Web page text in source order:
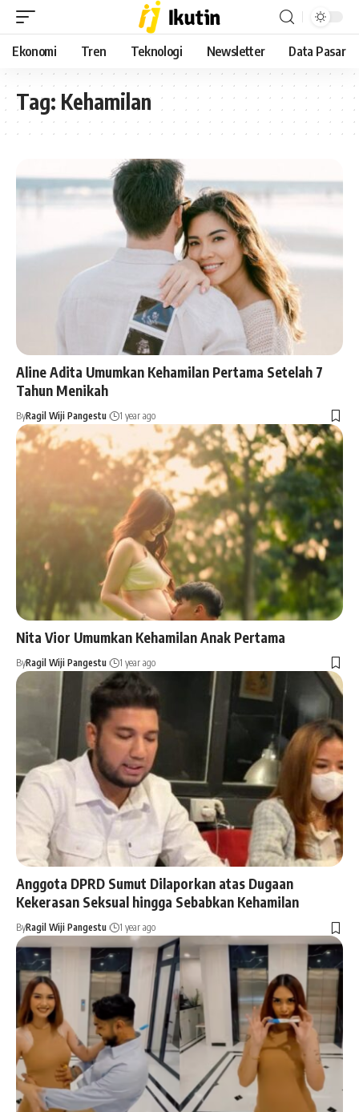
Ekonomi Tren Teknologi Newsletter Data Pasar
Tag: Kehamilan
Aline Adita Umumkan Kehamilan Pertama Setelah 7
Tahun Menikah
ByRagil Wiji Pangestu 1 year ago
Nita Vior Umumkan Kehamilan Anak Pertama
ByRagil Wiji Pangestu 1 year ago
Anggota DPRD Sumut Dilaporkan atas Dugaan
Kekerasan Seksual hingga Sebabkan Kehamilan
ByRagil Wiji Pangestu 1 year ago